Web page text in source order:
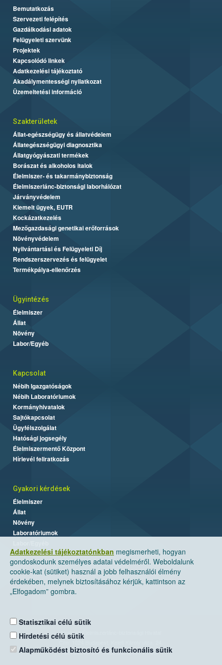
Adatkezelési tájékoztatónkban megismerheti, hogyan
gondoskodunk személyes adatai védelméről. Weboldalunk
cookie-kat (sütiket) használ a jobb felhasználói élmény
érdekében, melynek biztosításához kérjük, kattintson az
„Elfogadom” gombra.
Statisztikai célú sütik
Hirdetési célú sütik
Alapműködést biztosító és funkcionális sütik
Bemutatkozás
Szervezeti felépítés
Gazdálkodási adatok
Felügyeleti szervünk
Projektek
Kapcsolódó linkek
Adatkezelési tájékoztató
Akadálymentességi nyilatkozat
Üzemeltetési információ
Szakterületek
Állat-egészségügy és állatvédelem
Állategészségügyi diagnosztika
Állatgyógyászati termékek
Borászat és alkoholos italok
Élelmiszer- és takarmánybiztonság
Élelmiszerlánc-biztonsági laborhálózat
Járványvédelem
Kiemelt ügyek, EUTR
Kockázatkezelés
Mezőgazdasági genetikai erőforrások
Növényvédelem
Nyilvántartási és Felügyeleti Díj
Rendszerszervezés és felügyelet
Termékpálya-ellenőrzés
Ügyintézés
Élelmiszer
Állat
Növény
Labor/Egyéb
Kapcsolat
Nébih Igazgatóságok
Nébih Laboratóriumok
Kormányhivatalok
Sajtókapcsolat
Ügyfélszolgálat
Hatósági jogsegély
Élelmiszermentő Központ
Hírlevél feliratkozás
Gyakori kérdések
Élelmiszer
Állat
Növény
Laboratóriumok
Nemzeti Élelmiszerlánc-biztonsági Hivatal
Levelezési cím: 1525 Budapest. Pf. 30.